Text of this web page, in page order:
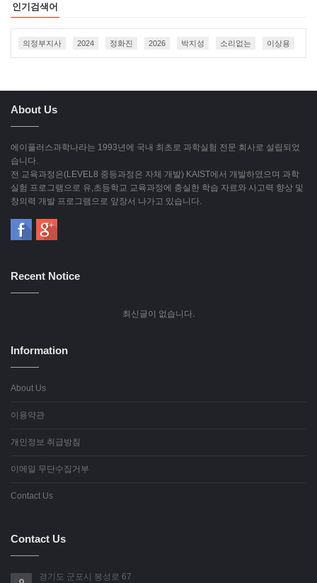
인기검색어
의정부지사 2024 정화진 2026 박지성 소리없는 이상용
About Us
에이플러스과학나라는 1993년에 국내 최초로 과학실험 전문 회사로 설립되었
습니다.
전 교육과정은(LEVEL8 중등과정은 자체 개발) KAIST에서 개발하였으며 과학
실험 프로그램으로 유,초등학교 교육과정에 충실한 학습 자료와 사고력 향상 및
창의력 개발 프로그램으로 앞장서 나가고 있습니다.
Recent Notice
최신글이 없습니다.
Information
About Us
이용약관
개인정보 취급방침
이메일 무단수집거부
Contact Us
Contact Us
경기도 군포시 봉성로 67